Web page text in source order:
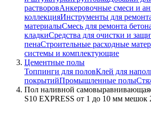
растворовАнкеровочные смеси и
коллекцияИнструменты для
материалыСмесь для ремонта
кладкиСредства для очистки и
пенаСтроительные расходные
системы и комплектующие
Цементные полы
Топпинги для половКлей для
покрытийПромышленные полы
Пол наливной
S10 EXPRESS от 1 до 10 мм мешок